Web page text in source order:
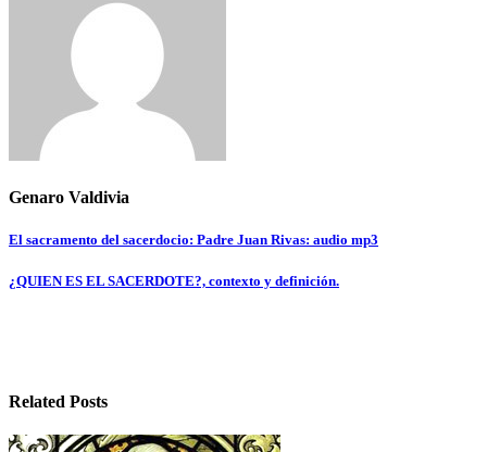
Genaro Valdivia
Navegación
de
El sacramento del sacerdocio: Padre Juan Rivas: audio mp3
¿QUIEN ES EL SACERDOTE?, contexto y definición.
Related Posts